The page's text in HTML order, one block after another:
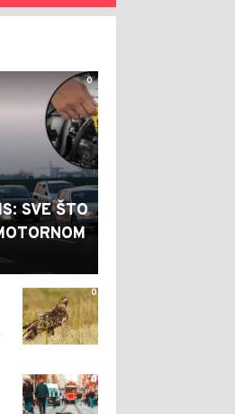
0
SVE ŠTO
0
0